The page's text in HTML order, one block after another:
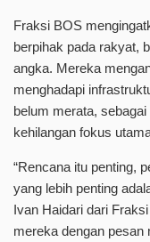
Fraksi BOS
berpihak pada rakyat,
angka. Mereka
menghadapi
belum merata,
kehilangan fokus
“Rencana itu penting,
yang lebih penting
Ivan Haidari dari
mereka dengan pesan